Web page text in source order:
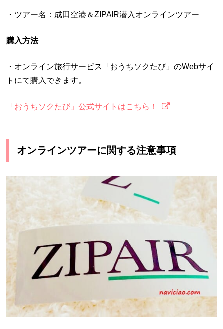
・ツアー名：成田空港＆ZIPAIR潜入オンラインツアー
購入方法
・オンライン旅行サービス「おうちソクたび」のWebサイ
トにて購入できます。
「おうちソクたび」公式サイトはこちら！
オンラインツアーに関する注意事項